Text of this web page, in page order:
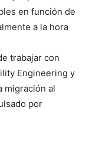
en función de
a la hora
trabajar con
Engineering y
migración al
por